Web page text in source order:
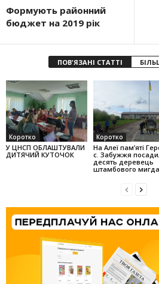
Формують районний
бюджет на 2019 рік
ПОВ'ЯЗАНІ СТАТТІ
Коротко
У ЦНСП ОБЛАШТУВАЛИ
ДИТЯЧИЙ КУТОЧОК
Коротко
На Алеї па­м’яті
с. Забужжя
десять деревець
штамбо­вого